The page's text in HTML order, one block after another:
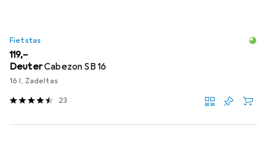
Fietstas
EUR
119,–
DeuterCabezon SB 16
16 l, Zadeltas
23